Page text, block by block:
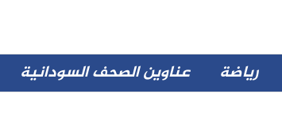
رياضة عناوين الصحف السودانية